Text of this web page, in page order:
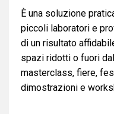
È una soluzione
piccoli laboratori e
di un risultato
spazi ridotti o fuori
masterclass, fiere,
dimostrazioni e